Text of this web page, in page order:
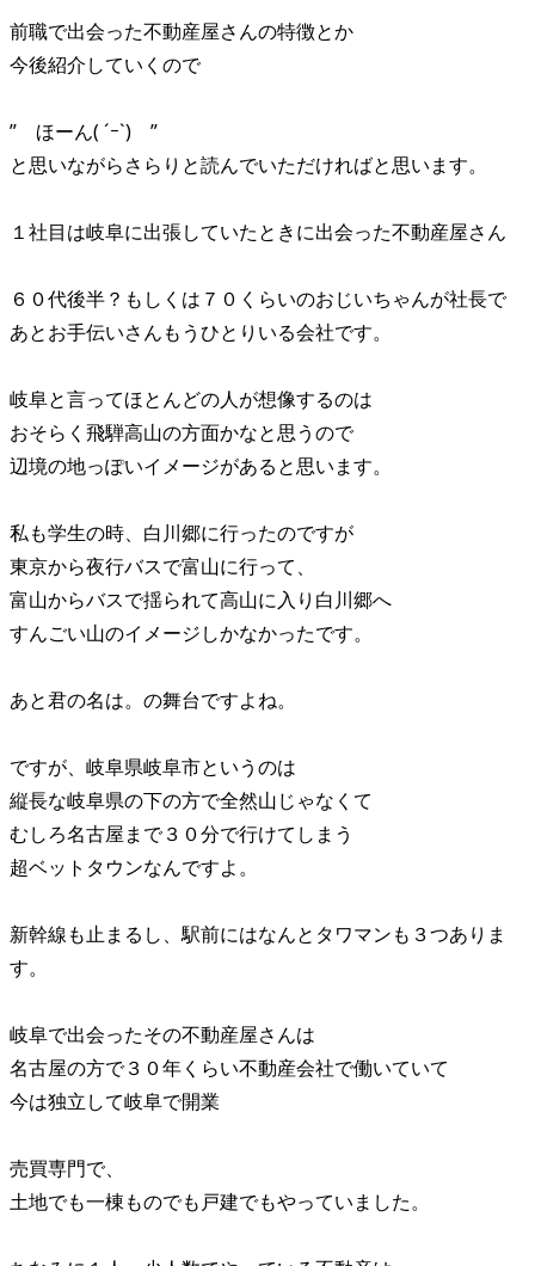
前職で出会った不動産屋さんの特徴とか
今後紹介していくので
” ほーん( ´ｰ`) ”
と思いながらさらりと読んでいただければと思います。
１社目は岐阜に出張していたときに出会った不動産屋さん
６０代後半？もしくは７０くらいのおじいちゃんが社長で
あとお手伝いさんもうひとりいる会社です。
岐阜と言ってほとんどの人が想像するのは
おそらく飛騨高山の方面かなと思うので
辺境の地っぽいイメージがあると思います。
私も学生の時、白川郷に行ったのですが
東京から夜行バスで富山に行って、
富山からバスで揺られて高山に入り白川郷へ
すんごい山のイメージしかなかったです。
あと君の名は。の舞台ですよね。
ですが、岐阜県岐阜市というのは
縦長な岐阜県の下の方で全然山じゃなくて
むしろ名古屋まで３０分で行けてしまう
超ベットタウンなんですよ。
新幹線も止まるし、駅前にはなんとタワマンも３つありま
す。
岐阜で出会ったその不動産屋さんは
名古屋の方で３０年くらい不動産会社で働いていて
今は独立して岐阜で開業
売買専門で、
土地でも一棟ものでも戸建でもやっていました。